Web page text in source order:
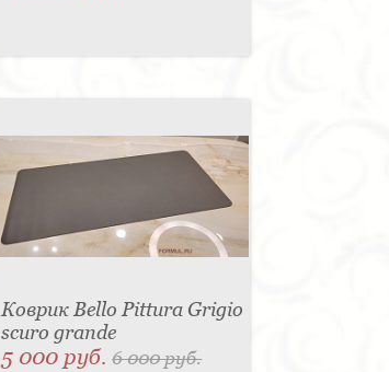
Коврик Bello Pittura Grigio
scuro grande
5 000 руб.6 000 руб.